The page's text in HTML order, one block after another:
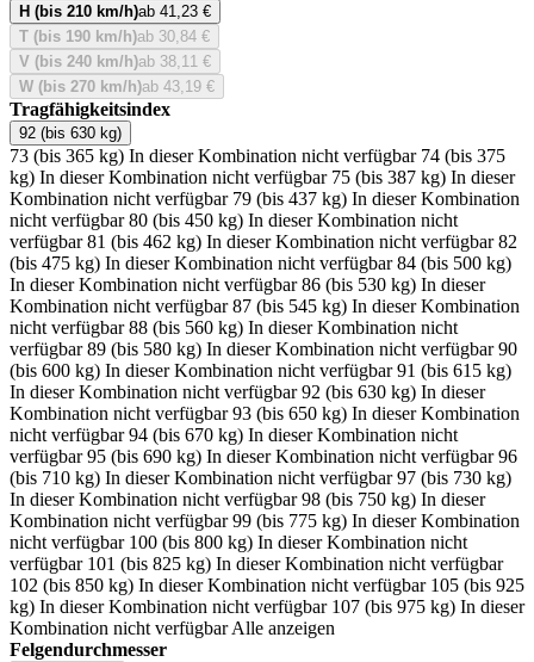
H (bis 210 km/h)ab 41,23 €
T (bis 190 km/h)ab 30,84 €
V (bis 240 km/h)ab 38,11 €
W (bis 270 km/h)ab 43,19 €
Tragfähigkeitsindex
92 (bis 630 kg)
73 (bis 365 kg) In dieser Kombination nicht verfügbar 74 (bis 375
kg) In dieser Kombination nicht verfügbar 75 (bis 387 kg) In dieser
Kombination nicht verfügbar 79 (bis 437 kg) In dieser Kombination
nicht verfügbar 80 (bis 450 kg) In dieser Kombination nicht
verfügbar 81 (bis 462 kg) In dieser Kombination nicht verfügbar 82
(bis 475 kg) In dieser Kombination nicht verfügbar 84 (bis 500 kg)
In dieser Kombination nicht verfügbar 86 (bis 530 kg) In dieser
Kombination nicht verfügbar 87 (bis 545 kg) In dieser Kombination
nicht verfügbar 88 (bis 560 kg) In dieser Kombination nicht
verfügbar 89 (bis 580 kg) In dieser Kombination nicht verfügbar 90
(bis 600 kg) In dieser Kombination nicht verfügbar 91 (bis 615 kg)
In dieser Kombination nicht verfügbar 92 (bis 630 kg) In dieser
Kombination nicht verfügbar 93 (bis 650 kg) In dieser Kombination
nicht verfügbar 94 (bis 670 kg) In dieser Kombination nicht
verfügbar 95 (bis 690 kg) In dieser Kombination nicht verfügbar 96
(bis 710 kg) In dieser Kombination nicht verfügbar 97 (bis 730 kg)
In dieser Kombination nicht verfügbar 98 (bis 750 kg) In dieser
Kombination nicht verfügbar 99 (bis 775 kg) In dieser Kombination
nicht verfügbar 100 (bis 800 kg) In dieser Kombination nicht
verfügbar 101 (bis 825 kg) In dieser Kombination nicht verfügbar
102 (bis 850 kg) In dieser Kombination nicht verfügbar 105 (bis 925
kg) In dieser Kombination nicht verfügbar 107 (bis 975 kg) In dieser
Kombination nicht verfügbar Alle anzeigen
Felgendurchmesser